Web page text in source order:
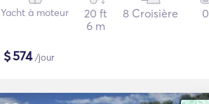
Yacht à moteur
20 ft
6 m
8 Croisière 0
$574/jour